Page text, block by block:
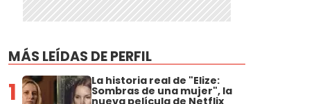
MÁS LEÍDAS DE PERFIL
1 La historia real de "Elize:
Sombras de una mujer", la